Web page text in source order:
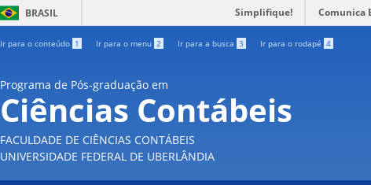
BRASIL Simplifique! Comunica
Ir para o conteúdo 1 Ir para o menu 2 Ir para a busca 3 Ir para o rodapé 4
Programa de Pós-graduação em
Ciências Contábeis
FACULDADE DE CIÊNCIAS CONTÁBEIS
UNIVERSIDADE FEDERAL DE UBERLÂNDIA